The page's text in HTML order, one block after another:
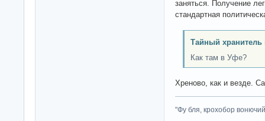
заняться. Получение
стандартная
Тайный хранитель
Как там в Уфе?
Хреново, как и везде.
"Фу бля, крохобор